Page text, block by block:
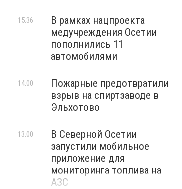
В рамках нацпроекта
медучреждения Осетии
пополнились 11
автомобилями
15:36
Пожарные предотвратили
взрыв на спиртзаводе в
Эльхотово
14:00
В Северной Осетии
запустили мобильное
приложение для
мониторинга топлива на
АЗС
13:00